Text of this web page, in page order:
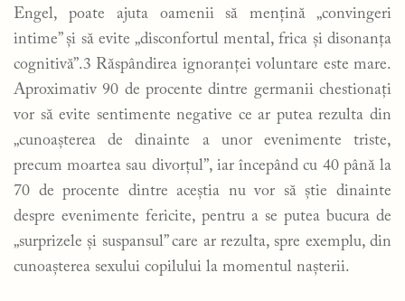
Engel, poate ajuta oamenii să mențină „convingeri
intime” și să evite „disconfortul mental, frica și disonanța
cognitivă”.3 Răspândirea ignoranței voluntare este mare.
Aproximativ 90 de procente dintre germanii chestionați
vor să evite sentimente negative ce ar putea rezulta din
„cunoașterea de dinainte a unor evenimente triste,
precum moartea sau divorțul”, iar începând cu 40 până la
70 de procente dintre aceștia nu vor să știe dinainte
despre evenimente fericite, pentru a se putea bucura de
„surprizele și suspansul” care ar rezulta, spre exemplu, din
cunoașterea sexului copilului la momentul nașterii.